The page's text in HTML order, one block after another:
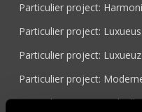
Particulier project:
Particulier project:
Particulier project:
Particulier project:
Particulier project: